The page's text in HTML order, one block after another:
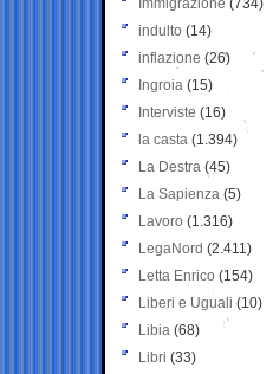
Immigrazione (734)
indulto (14)
inflazione (26)
Ingroia (15)
Interviste (16)
la casta (1.394)
La Destra (45)
La Sapienza (5)
Lavoro (1.316)
LegaNord (2.411)
Letta Enrico (154)
Liberi e Uguali (10)
Libia (68)
Libri (33)